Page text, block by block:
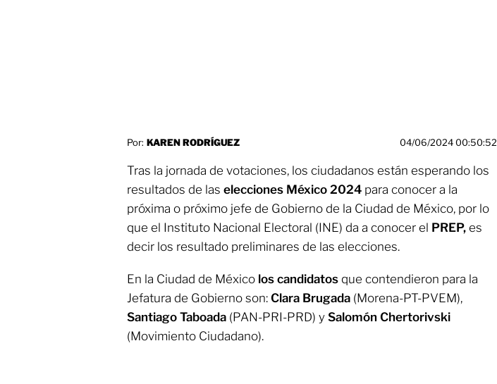
Por: KAREN RODRÍGUEZ 04/06/2024 00:50:52
Tras la jornada de votaciones, los ciudadanos están esperando los
resultados de las elecciones México 2024 para conocer a la
próxima o próximo jefe de Gobierno de la Ciudad de México, por lo
que el Instituto Nacional Electoral (INE) da a conocer el PREP, es
decir los resultado preliminares de las elecciones.
En la Ciudad de México los candidatos que contendieron para la
Jefatura de Gobierno son: Clara Brugada (Morena-PT-PVEM),
Santiago Taboada (PAN-PRI-PRD) y Salomón Chertorivski
(Movimiento Ciudadano).